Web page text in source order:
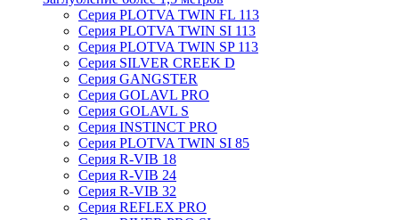
Серия PLOTVA TWIN FL 113
Серия PLOTVA TWIN SI 113
Серия PLOTVA TWIN SP 113
Серия SILVER CREEK D
Серия GANGSTER
Серия GOLAVL PRO
Серия GOLAVL S
Серия INSTINCT PRO
Серия PLOTVA TWIN SI 85
Серия R-VIB 18
Серия R-VIB 24
Серия R-VIB 32
Серия REFLEX PRO